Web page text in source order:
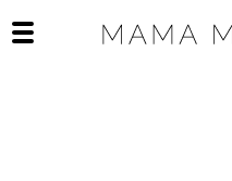
Open het mobiele menu